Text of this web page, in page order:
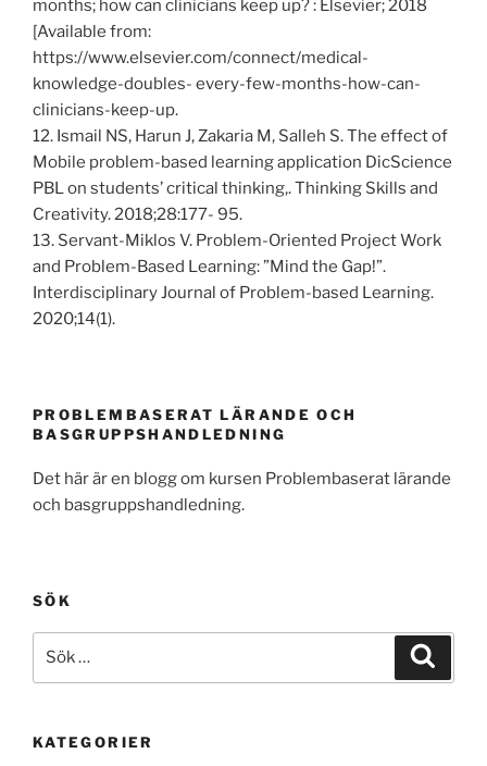
months; how can clinicians keep up? : Elsevier; 2018
[Available from:
https://www.elsevier.com/connect/medical-
knowledge-doubles- every-few-months-how-can-
clinicians-keep-up.
12. Ismail NS, Harun J, Zakaria M, Salleh S. The effect of
Mobile problem-based learning application DicScience
PBL on students’ critical thinking,. Thinking Skills and
Creativity. 2018;28:177- 95.
13. Servant-Miklos V. Problem-Oriented Project Work
and Problem-Based Learning: ”Mind the Gap!”.
Interdisciplinary Journal of Problem-based Learning.
2020;14(1).
PROBLEMBASERAT LÄRANDE OCH
BASGRUPPSHANDLEDNING
Det här är en blogg om kursen Problembaserat lärande
och basgruppshandledning.
SÖK
efter:
KATEGORIER